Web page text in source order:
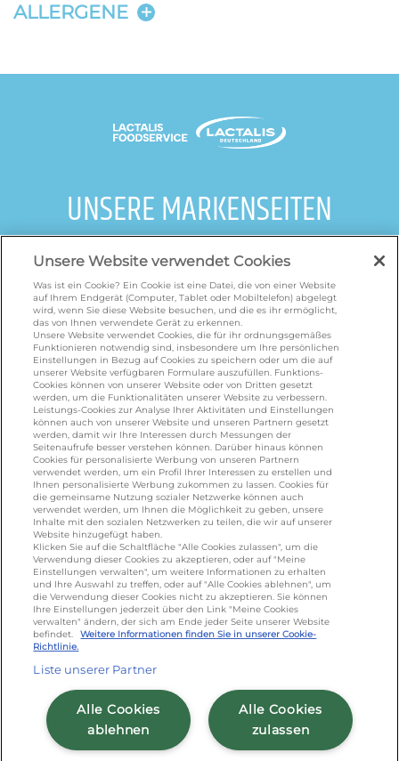
ALLERGENE
UNSERE MARKENSEITEN
galbani.de/leerdammer.de/president.de
/
salakis.de/frankenland.com
omiramilch.de/minusl.de
KONTAKT
foodservice.info@de.lactalis.com
Lactalis Deutschland GmbH - Tel: +49 (0)751
887 366 /lactalis.de
Omira Bodenseemilch GmbH - Tel: +49
(0)751 887 366 /omira.de
Cookie Richtlinie/Sitemap/Datenschutz
Unsere Website verwendet Cookies
Was ist ein Cookie? Ein Cookie ist eine Datei, die von einer Website
auf Ihrem Endgerät (Computer, Tablet oder Mobiltelefon) abgelegt
wird, wenn Sie diese Website besuchen, und die es ihr ermöglicht,
das von Ihnen verwendete Gerät zu erkennen.
Unsere Website verwendet Cookies, die für ihr ordnungsgemäßes
Funktionieren notwendig sind, insbesondere um Ihre persönlichen
Einstellungen in Bezug auf Cookies zu speichern oder um die auf
unserer Website verfügbaren Formulare auszufüllen. Funktions-
Cookies können von unserer Website oder von Dritten gesetzt
werden, um die Funktionalitäten unserer Website zu verbessern.
Leistungs-Cookies zur Analyse Ihrer Aktivitäten und Einstellungen
können auch von unserer Website und unseren Partnern gesetzt
werden, damit wir Ihre Interessen durch Messungen der
Seitenaufrufe besser verstehen können. Darüber hinaus können
Cookies für personalisierte Werbung von unseren Partnern
verwendet werden, um ein Profil Ihrer Interessen zu erstellen und
Ihnen personalisierte Werbung zukommen zu lassen. Cookies für
die gemeinsame Nutzung sozialer Netzwerke können auch
verwendet werden, um Ihnen die Möglichkeit zu geben, unsere
Inhalte mit den sozialen Netzwerken zu teilen, die wir auf unserer
Website hinzugefügt haben.
Klicken Sie auf die Schaltfläche "Alle Cookies zulassen", um die
Verwendung dieser Cookies zu akzeptieren, oder auf "Meine
Einstellungen verwalten", um weitere Informationen zu erhalten
und Ihre Auswahl zu treffen, oder auf "Alle Cookies ablehnen", um
die Verwendung dieser Cookies nicht zu akzeptieren. Sie können
Ihre Einstellungen jederzeit über den Link "Meine Cookies
verwalten" ändern, der sich am Ende jeder Seite unserer Website
befindet.
Weitere Informationen finden Sie in unserer Cookie-
Richtlinie.
Liste unserer Partner
Alle Cookies
zulassen
Alle Cookies
ablehnen